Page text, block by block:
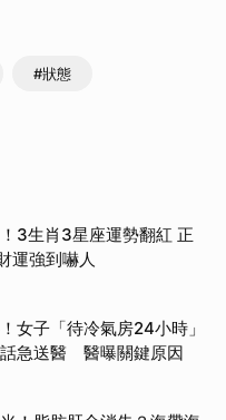
#狀態
3生肖3星座運勢翻紅 正
運強到嚇人
女子「待冷氣房24小時」
急送醫 醫曝關鍵原因